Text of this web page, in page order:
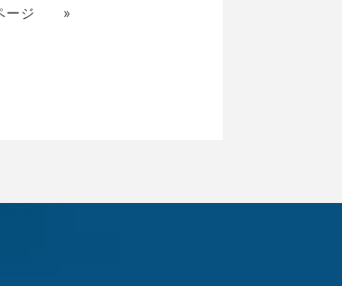
ージ »